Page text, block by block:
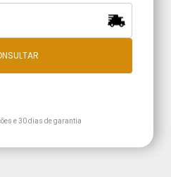
e 30 dias de garantia